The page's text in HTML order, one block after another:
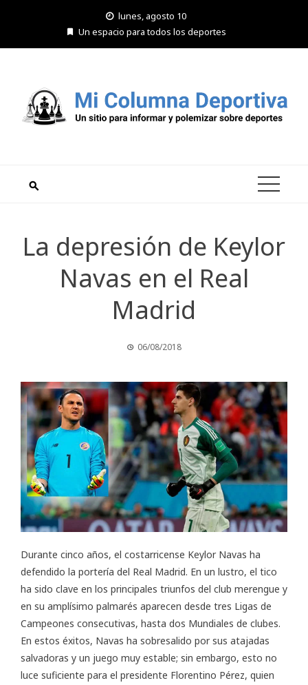
lunes, agosto 10
Un espacio para todos los deportes
La depresión de Keylor
Navas en el Real
Madrid
06/08/2018
Durante cinco años, el costarricense Keylor Navas ha
defendido la portería del Real Madrid. En un lustro, el tico
ha sido clave en los principales triunfos del club merengue y
en su amplísimo palmarés aparecen desde tres Ligas de
Campeones consecutivas, hasta dos Mundiales de clubes.
En estos éxitos, Navas ha sobresalido por sus atajadas
salvadoras y un juego muy estable; sin embargo, esto no
luce suficiente para el presidente Florentino Pérez, quien